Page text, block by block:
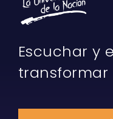
Escuchar y
transformar